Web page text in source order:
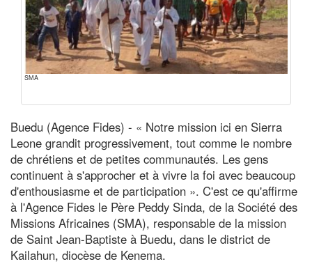
SMA
Buedu (Agence Fides) - « Notre mission ici en Sierra
Leone grandit progressivement, tout comme le nombre
de chrétiens et de petites communautés. Les gens
continuent à s'approcher et à vivre la foi avec beaucoup
d'enthousiasme et de participation ». C'est ce qu'affirme
à l'Agence Fides le Père Peddy Sinda, de la Société des
Missions Africaines (SMA), responsable de la mission
de Saint Jean-Baptiste à Buedu, dans le district de
Kailahun, diocèse de Kenema.